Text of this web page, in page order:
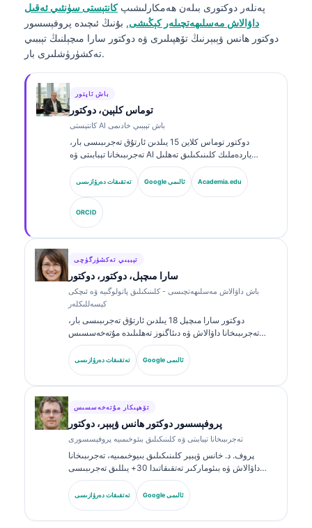
پەنلەر دوكتورى بىلەن ھەمكارلىشىپكانتېستى سۈنئىي ئەقىل
داۋالاش مەسلىھەتچىلەر كېڭىشى, بۇنىڭ ئىچىدە پروفېسسور
دوكتور ھانس ۋېبېرنىڭ تۆھپىلىرى ۋە دوكتور سارا مىچېلنىڭ تېببىي
تەكشۈرۈشلىرى بار.
باش ئاپتور
توماس كلېين، دوكتور
كانتېستى AI باش تېببىي خادىمى
دوكتور توماس كلاین 15 يىلدىن ئارتۇق تەجرىبىسى بار،
تەجرىبىخانا تېبابىتى ۋە AI ياردەملىك كلىنىكىلىق تەھلىل
ساھەسىدە مۇتەخەسسىس، تاختا تەرىپىدىن گۇۋاھنامە ئالغان
كلىنىكىلىق گېماتولوگ ۋە ئىچكى كېسەللىكلەر دوختۇرى.
Kantesti AI دا باش دوختۇر (Chief Medical Officer)
بولۇش سۈپىتى بىلەن، ئۇ خاس ئىگىدارچىلىقتىكى نېرۋا
تورىنىڭ داۋالاش توغرىلىقىغا كلىنىكىلىق نازارەت قىلىدۇ.
دوكتور كلاین بىئوماركىرنى ئىزاھلاش ۋە تەجرىبىخانا دىئاگنوزى
توغرىسىدا تەجرىبىخانا تېبابىتى ھەققىدە كۆپ قېتىم ماقالە
تەتقىقات دەرۋازىسى Google ئالىمى Academia.edu
ORCID
تېببىي تەكشۈرگۈچى
سارا مىچېل، دوكتور، دوكتور
باش داۋالاش مەسلىھەتچىسى - كلىنىكىلىق پاتولوگىيە ۋە ئىچكى
كېسەللىكلەر
دوكتور سارا مىچېل 18 يىلدىن ئارتۇق تەجرىبىسى بار،
تەجرىبىخانا داۋالاش ۋە دىئاگنوز تەھلىلىدە مۇتەخەسسىس
بولغان، ئىدارە تەستىقلىغان كلىنىكىلىق پاتولوگ. ئۇ كلىنىكىلىق
خىمىيە ساھەسىدە ئالاھىدە گۇۋاھنامىلەرگە ئىگە بولۇپ،
كلىنىكىلىق ئەمەلىيەتتە بىئوماركىر گۇرۇپپىلىرى ۋە تەجرىبىخانا
تەتقىقات دەرۋازىسى Google ئالىمى
تۆھپىكار مۇتەخەسسىس
پروفېسسور دوكتور ھانس ۋېبېر، دوكتور
تەجرىبىخانا تېبابىتى ۋە كلىنىكىلىق بىئوخىمىيە پروفېسسورى
پروف. د. خانس ۋېبېر كلىنىكىلىق بىيوخىمىيە، تەجرىبىخانا
داۋالاش ۋە بىئوماركىر تەتقىقاتىدا 30+ يىللىق تەجرىبىسى
بىلەن تونۇلغان. گېرمانىيە كلىنىكىلىق خىمىيە جەمئىيىتىنىڭ
سابىق رەئىسى بولغان ئۇ دىئاگنوز گۇرۇپپا تەھلىلى،
بىئوماركىرنى ئۆلچەملەشتۈرۈش ۋە AI ياردەملىك تەجرىبىخانا
تەتقىقات دەرۋازىسى Google ئالىمى